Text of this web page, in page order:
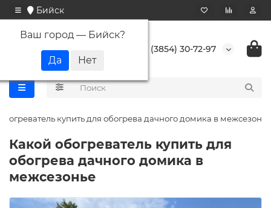
Бийск
Ваш город — Бийск?
+7 (3854) 30-72-97
купить для обогрева дачного домика в межсезонье
Какой обогреватель купить для
обогрева дачного домика в
межсезонье